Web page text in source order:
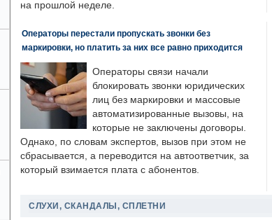
на прошлой неделе.
Операторы перестали пропускать звонки без
маркировки, но платить за них все равно приходится
Операторы связи начали
блокировать звонки юридических
лиц без маркировки и массовые
автоматизированные вызовы, на
которые не заключены договоры.
Однако, по словам экспертов, вызов при этом не
сбрасывается, а переводится на автоответчик, за
который взимается плата с абонентов.
СЛУХИ, СКАНДАЛЫ, СПЛЕТНИ